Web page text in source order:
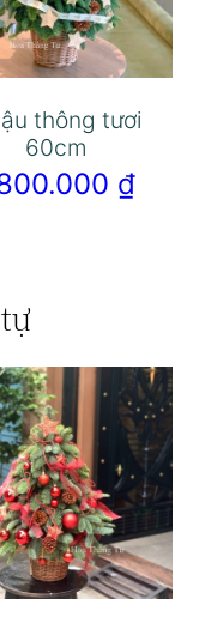
thông tươi
60cm
₫